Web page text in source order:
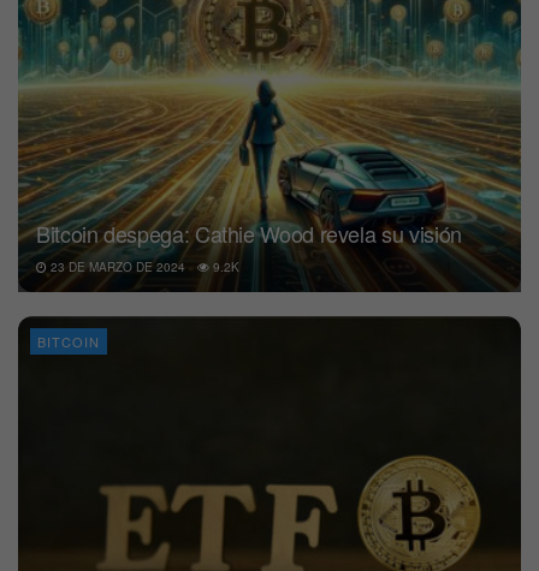
Bitcoin despega: Cathie Wood revela su visión
23 DE MARZO DE 2024 9.2K
BITCOIN